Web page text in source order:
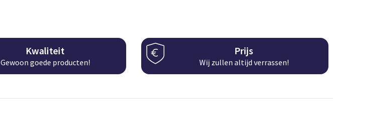
Kwaliteit
Gewoon goede producten!
Prijs
Wij zullen altijd verrassen!